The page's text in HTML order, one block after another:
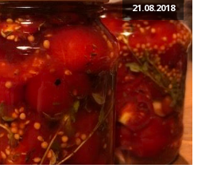
21.08.2018